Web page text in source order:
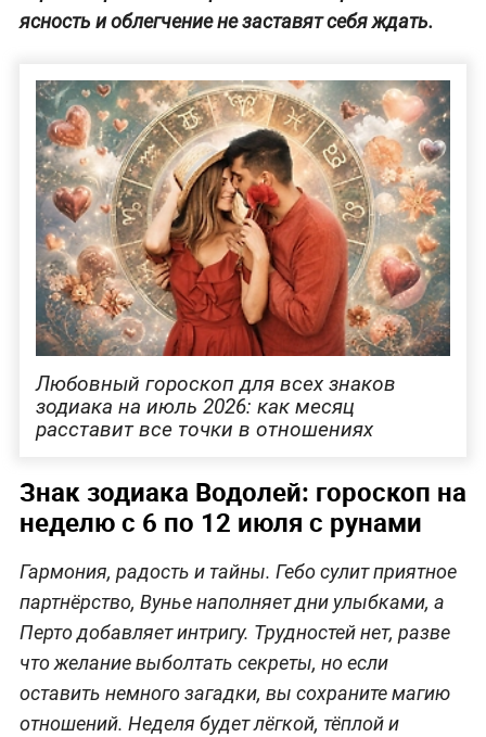
ясность и облегчение не заставят себя ждать.
Любовный гороскоп для всех знаков
зодиака на июль 2026: как месяц
расставит все точки в отношениях
Знак зодиака Водолей: гороскоп на
неделю с 6 по 12 июля с рунами
Гармония, радость и тайны. Гебо сулит приятное
партнёрство, Вунье наполняет дни улыбками, а
Перто добавляет интригу. Трудностей нет, разве
что желание выболтать секреты, но если
оставить немного загадки, вы сохраните магию
отношений. Неделя будет лёгкой, тёплой и